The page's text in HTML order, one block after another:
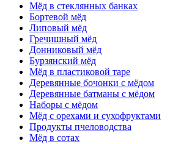
Мёд в стеклянных банках
Бортевой мёд
Липовый мёд
Гречишный мёд
Донниковый мёд
Бурзянский мёд
Мёд в пластиковой таре
Деревянные бочонки с мёдом
Деревянные батманы с мёдом
Наборы с мёдом
Мёд с орехами и сухофруктами
Продукты пчеловодства
Мёд в сотах